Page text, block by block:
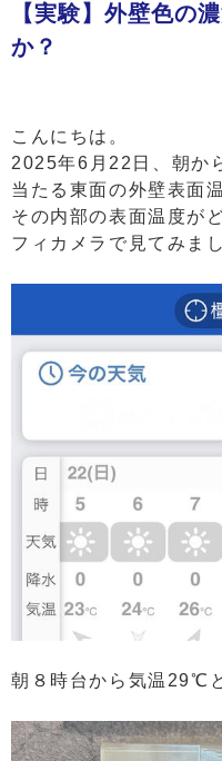
【実験】外壁色の
か？
こんにちは。
2025年6月22日、朝か
当たる東面の外壁表面
その内部の表面温度が
フィカメラで見てみまし
朝８時台から気温29℃